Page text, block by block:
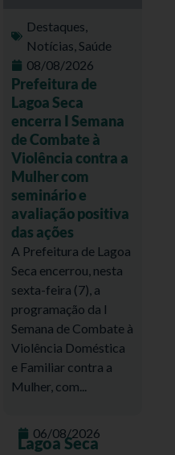
Destaques,
Notícias,Saúde
08/08/2026
Prefeitura de
Lagoa Seca
encerra I Semana
de Combate à
Violência contra a
Mulher com
seminário e
avaliação positiva
das ações
A Prefeitura de Lagoa
Seca encerrou, nesta
sexta-feira (7), a
programação da I
Semana de Combate à
Violência Doméstica
e Familiar contra a
Mulher, com...
06/08/2026
Lagoa Seca